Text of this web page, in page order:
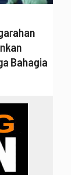
Bahagia